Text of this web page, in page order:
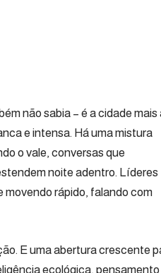
não sabia – é a cidade mais
e intensa. Há uma mistura
o vale, conversas que
noite adentro. Líderes
movendo rápido, falando com
E uma abertura crescente
ecológica, pensamento